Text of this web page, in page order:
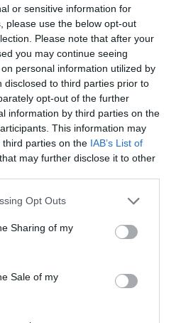
or sensitive information for
please use the below opt-out
Please note that after your
you may continue seeing
personal information utilized by
disclosed to third parties prior to
opt-out of the further
information by third parties on the
This information may
parties on the IAB’s List of
that may further disclose it to other
app uses one or more Google
behaviour. You may click to
and its third-party tags to
purposes in below Google
Opt Outs
Sharing of my
Sale of my
da campioni del mondo
Luglio 2026
molto più di una partita